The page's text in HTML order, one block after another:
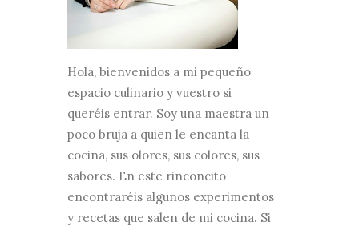
Hola, bienvenidos a mi pequeño
espacio culinario y vuestro si
queréis entrar. Soy una maestra un
poco bruja a quien le encanta la
cocina, sus olores, sus colores, sus
sabores. En este rinconcito
encontraréis algunos experimentos
y recetas que salen de mi cocina. Si